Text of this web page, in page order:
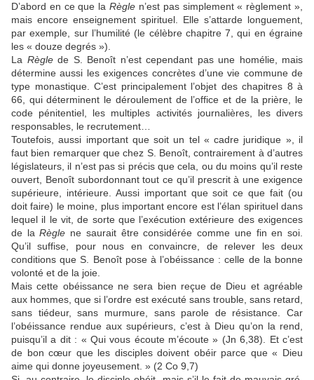
D’abord en ce que laRègle n’est pas simplement « règlement »,
mais encore enseignement spirituel. Elle s’attarde longuement,
par exemple, sur l’humilité (le célèbre chapitre 7, qui en égraine
les « douze degrés »).
La Règlede S. Benoît n’est cependant pas une homélie, mais
détermine aussi les exigences concrètes d’une vie commune de
type monastique. C’est principalement l’objet des chapitres 8 à
66, qui déterminent le déroulement de l’office et de la prière, le
code pénitentiel, les multiples activités journalières, les divers
responsables, le recrutement…
Toutefois, aussi important que soit un tel « cadre juridique », il
faut bien remarquer que chez S. Benoît, contrairement à d’autres
législateurs, il n’est pas si précis que cela, ou du moins qu’il reste
ouvert, Benoît subordonnant tout ce qu’il prescrit à une exigence
supérieure, intérieure. Aussi important que soit ce que fait (ou
doit faire) le moine, plus important encore est l’élan spirituel dans
lequel il le vit, de sorte que l’exécution extérieure des exigences
de laRègle ne saurait être considérée comme une fin en soi.
Qu’il suffise, pour nous en convaincre, de relever les deux
conditions que S. Benoît pose à l’obéissance : celle de la bonne
volonté et de la joie.
Mais cette obéissance ne sera bien reçue de Dieu et agréable
aux hommes, que si l’ordre est exécuté sans trouble, sans retard,
sans tiédeur, sans murmure, sans parole de résistance. Car
l’obéissance rendue aux supérieurs, c’est à Dieu qu’on la rend,
puisqu’il a dit : « Qui vous écoute m’écoute » (Jn 6,38). Et c’est
de bon cœur que les disciples doivent obéir parce que « Dieu
aime qui donne joyeusement. » (2 Co 9,7)